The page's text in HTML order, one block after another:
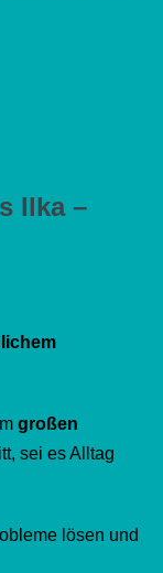
Ilka –
großen
sei es Alltag
lösen und